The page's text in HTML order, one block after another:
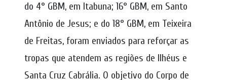
do 4° GBM, em Itabuna; 16° GBM, em Santo
Antônio de Jesus; e do 18° GBM, em Teixeira
de Freitas, foram enviados para reforçar as
tropas que atendem as regiões de Ilhéus e
Santa Cruz Cabrália. O objetivo do Corpo de